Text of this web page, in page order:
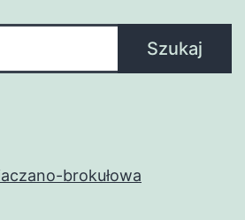
Szukaj
brokułowa